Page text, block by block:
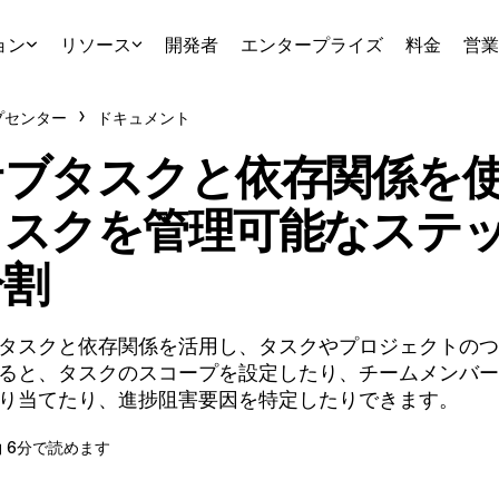
ン リソース 開発者 エンタープライズ 料金 営
センター ドキュメント
タスクと依存関係を
クを管理可能なステ
スクと依存関係を活用し、タスクやプロジェクトの
と、タスクのスコープを設定したり、チームメンバ
当てたり、進捗阻害要因を特定したりできます。
6分で読めます